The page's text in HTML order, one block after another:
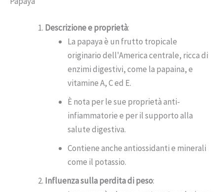
Descrizione e proprietà:
La papaya è un frutto tropicale
originario dell'America centrale, ricca di
enzimi digestivi, come la papaina, e
vitamine A, C ed E.
È nota per le sue proprietà anti-
infiammatorie e per il supporto alla
salute digestiva.
Contiene anche antiossidanti e minerali
come il potassio.
Influenza sulla perdita di peso: